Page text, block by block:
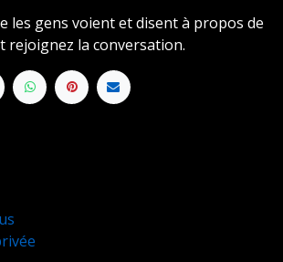
les gens voient et disent à propos de
rejoignez la conversation.